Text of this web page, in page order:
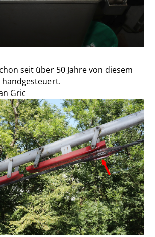
seit über 50 Jahre von diesem
Gric